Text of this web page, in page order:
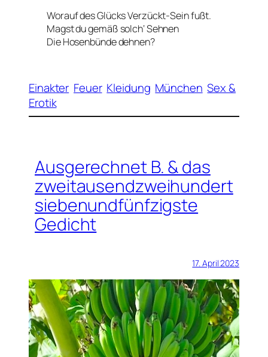
Worauf des Glücks Verzückt-Sein fußt.
Magst du gemäß solch‘ Sehnen
Die Hosenbünde dehnen?
Einakter Feuer Kleidung München Sex &
Erotik
Ausgerechnet B. & das
zweitausendzweihundert
siebenundfünfzigste
Gedicht
17. April 2023